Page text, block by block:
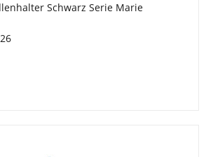
Schwarz Serie Marie